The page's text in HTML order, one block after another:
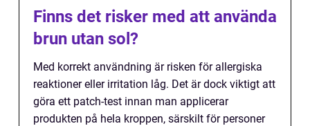
Finns det risker med att använda
brun utan sol?
Med korrekt användning är risken för allergiska
reaktioner eller irritation låg. Det är dock viktigt att
göra ett patch-test innan man applicerar
produkten på hela kroppen, särskilt för personer